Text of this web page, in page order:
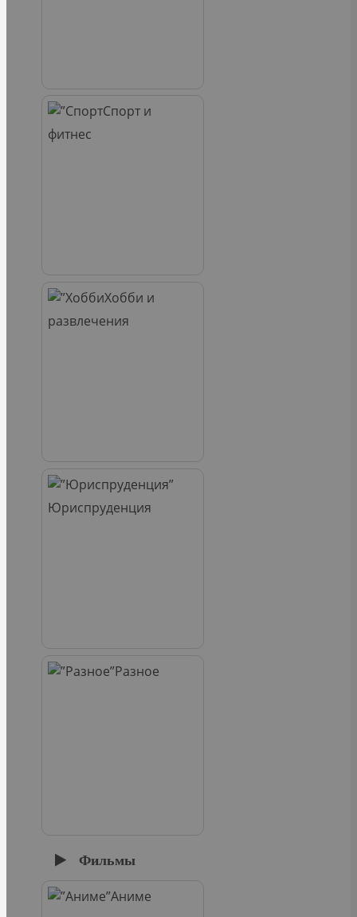
Спорт и
фитнес
Хобби и
развлечения
Юриспруденция
Разное
Фильмы
Аниме